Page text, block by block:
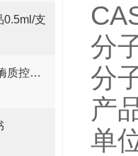
0.5ml/支
亿迅生物 天冬氨酸氨基转移酶质控样品的质控靶值是多少呢？
分
分
产
单